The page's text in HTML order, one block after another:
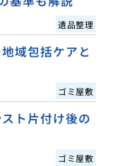
遺品整理
域包括ケアと
ゴミ屋敷
ト片付け後の
ゴミ屋敷